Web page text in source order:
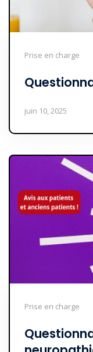
Prise en charge
juin 10, 2025
Prise en charge